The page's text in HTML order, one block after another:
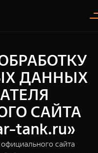
ДАННЫХ
САЙТА
tank.ru»
сайта